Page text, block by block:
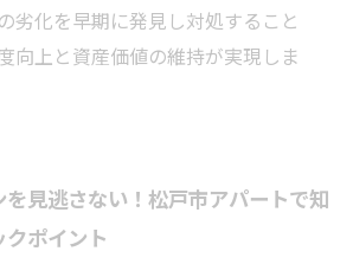
劣化を早期に発見し対処すること
向上と資産価値の維持が実現しま
見逃さない！松戸市アパートで知
ポイント